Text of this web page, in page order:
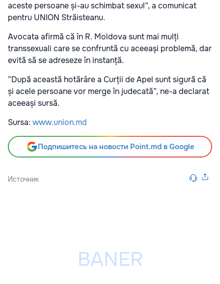
aceste persoane și-au schimbat sexul”, a comunicat
pentru UNION Străisteanu.
Avocata afirmă că în R. Moldova sunt mai mulți
transsexuali care se confruntă cu aceeași problemă, dar
evită să se adreseze în instanță.
”După această hotărâre a Curții de Apel sunt sigură că
și acele persoane vor merge în judecată”, ne-a declarat
aceeași sursă.
Sursa: www.union.md
Подпишитесь на новости Point.md в Google
Источник